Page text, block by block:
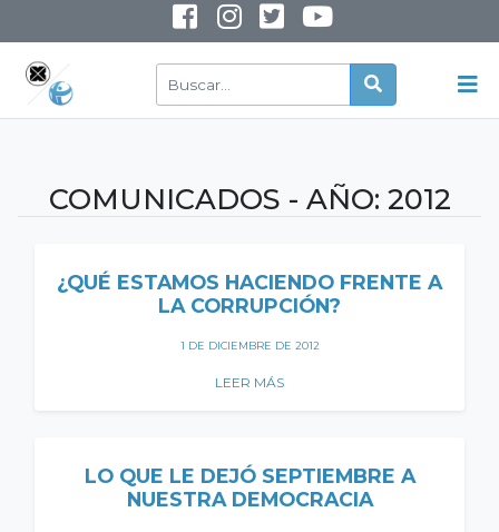
COMUNICADOS - AÑO: 2012
¿QUÉ ESTAMOS HACIENDO FRENTE A
LA CORRUPCIÓN?
1 DE DICIEMBRE DE 2012
LEER MÁS
LO QUE LE DEJÓ SEPTIEMBRE A
NUESTRA DEMOCRACIA